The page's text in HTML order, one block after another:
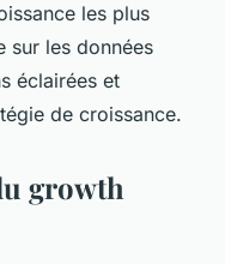
les plus
sur les données
éclairées et
de croissance.
growth